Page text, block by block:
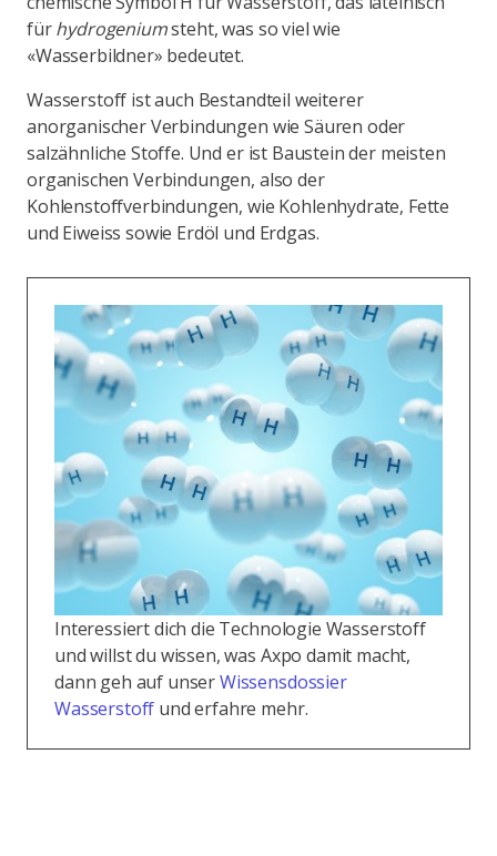
fürhydrogeniumsteht, was so viel wie
«Wasserbildner» bedeutet.
Wasserstoff ist auch Bestandteil weiterer
anorganischer Verbindungen wie Säuren oder
salzähnliche Stoffe. Und er ist Baustein der meisten
organischen Verbindungen, also der
Kohlenstoffverbindungen, wie Kohlenhydrate, Fette
und Eiweiss sowie Erdöl und Erdgas.
Interessiert dich die Technologie Wasserstoff
und willst du wissen, was Axpo damit macht,
dann geh auf unserWissensdossier
Wasserstoff und erfahre mehr.